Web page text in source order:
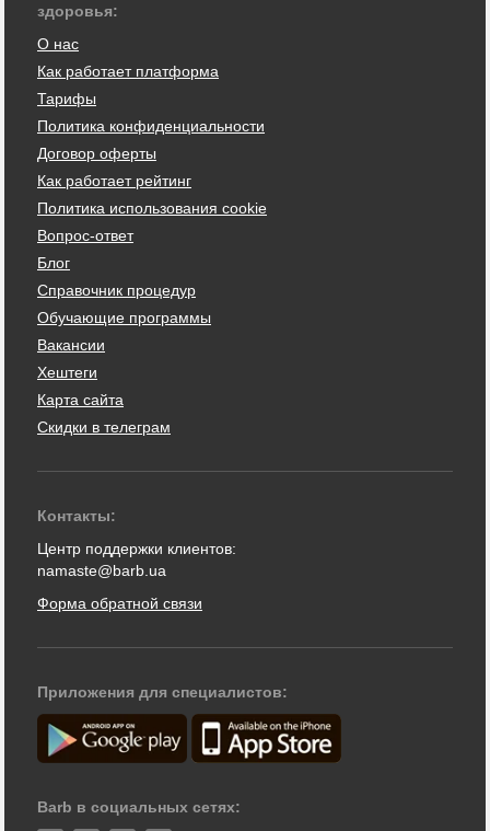
здоровья:
О нас
Как работает платформа
Тарифы
Политика конфиденциальности
Договор оферты
Как работает рейтинг
Политика использования cookie
Вопрос-ответ
Блог
Справочник процедур
Обучающие программы
Вакансии
Хештеги
Карта сайта
Скидки в телеграм
Контакты:
Центр поддержки клиентов:
namaste@barb.ua
Форма обратной связи
Приложения для специалистов:
Barb в социальных сетях: